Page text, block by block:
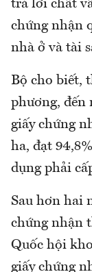
trả lời chất
chứng nhận
nhà ở và tài
Bộ cho biết,
phương, đến
giấy chứng
ha, đạt
dụng phải
Sau hơn hai
chứng nhận
Quốc hội
giấy chứng